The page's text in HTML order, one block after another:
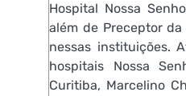
Hospital Nossa
além de Preceptor
nessas instituições.
hospitais Nossa
Curitiba, Marcelino